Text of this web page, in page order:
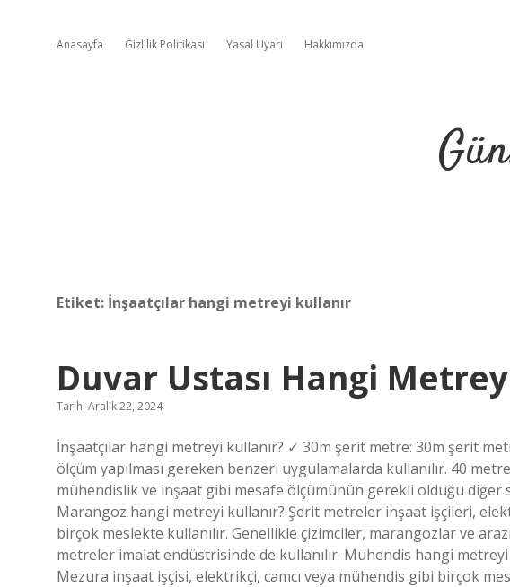
Anasayfa Gizlilik Politikası Yasal Uyarı Hakkımızda
Etiket: İnşaatçılar hangi metreyi kullanır
Duvar Ustası Hangi
Tarih: Aralık 22, 2024
İnşaatçılar hangi metreyi kullanır? ✓ 30m şerit metre: 30m şerit
ölçüm yapılması gereken benzeri uygulamalarda kullanılır. 40
mühendislik ve inşaat gibi mesafe ölçümünün gerekli olduğu diğer
Marangoz hangi metreyi kullanır? Şerit metreler inşaat işçileri,
birçok meslekte kullanılır. Genellikle çizimciler, marangozlar ve
metreler imalat endüstrisinde de kullanılır. Muhendis hangi
Mezura inşaat işçisi, elektrikçi, camcı veya mühendis gibi birçok